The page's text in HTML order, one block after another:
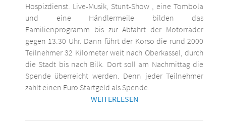
Hospizdienst. Live-Musik, Stunt-Show , eine Tombola
und eine Händlermeile bilden das
Familienprogramm bis zur Abfahrt der Motorräder
gegen 13.30 Uhr. Dann führt der Korso die rund 2000
Teilnehmer 32 Kilometer weit nach Oberkassel, durch
die Stadt bis nach Bilk. Dort soll am Nachmittag die
Spende überreicht werden. Denn jeder Teilnehmer
zahlt einen Euro Startgeld als Spende.
WEITERLESEN